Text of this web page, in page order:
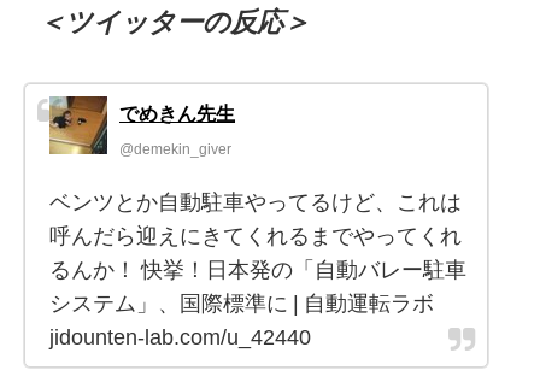
＜ツイッターの反応＞
でめきん先生
@demekin_giver
ベンツとか自動駐車やってるけど、これは
呼んだら迎えにきてくれるまでやってくれ
るんか！ 快挙！日本発の「自動バレー駐車
システム」、国際標準に | 自動運転ラボ
jidounten-lab.com/u_42440